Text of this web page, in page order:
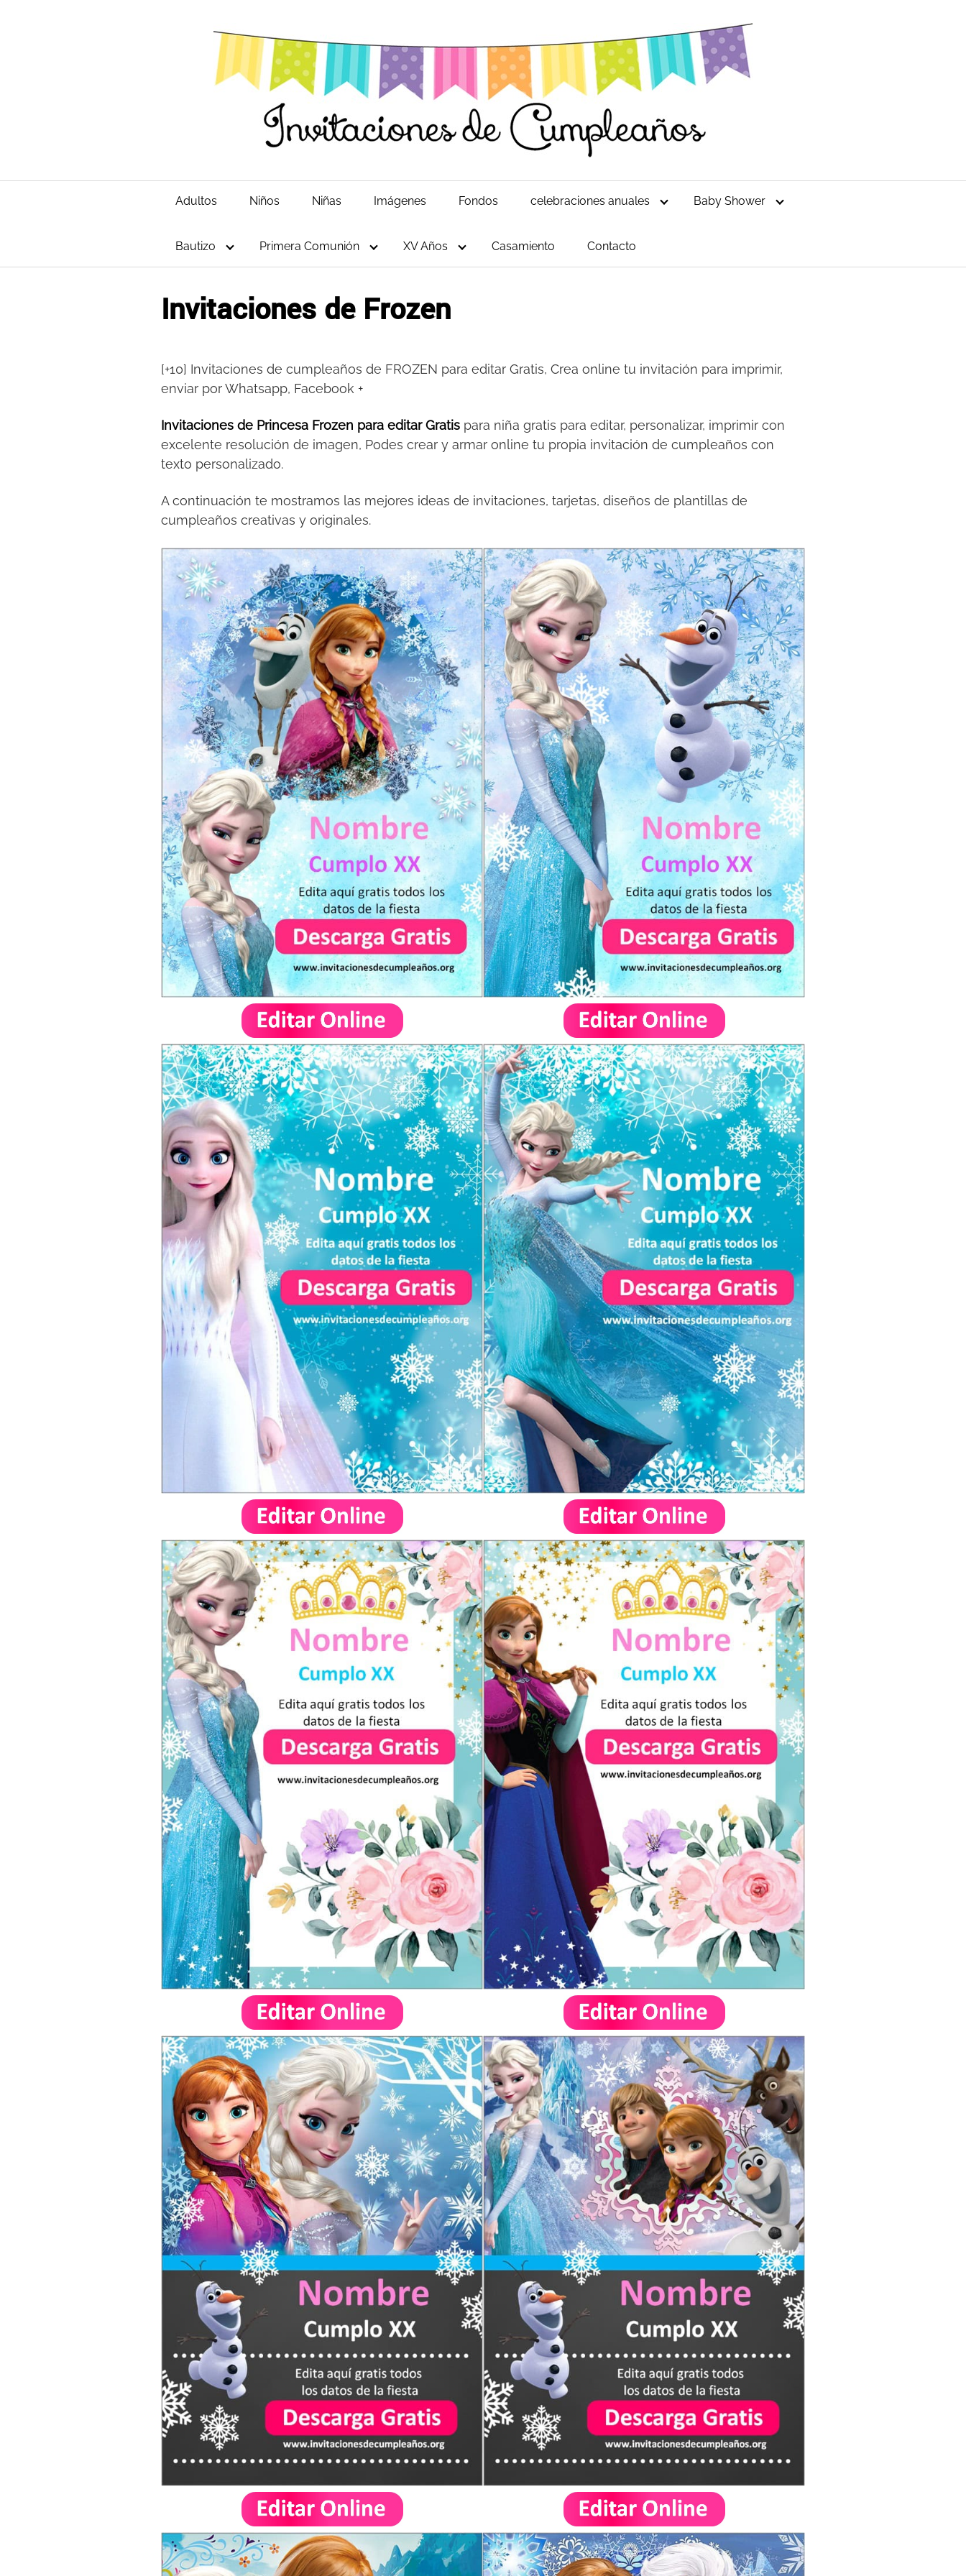
Adultos Niños Niñas Imágenes Fondos celebraciones anuales Baby Shower
Bautizo Primera Comunión XV Años Casamiento Contacto
Invitaciones de Frozen
[+10] Invitaciones de cumpleaños de FROZEN para editar Gratis, Crea online tu invitación para imprimir,
enviar por Whatsapp, Facebook +
Invitaciones de Princesa Frozen para editar Gratis para niña gratis para editar, personalizar, imprimir con
excelente resolución de imagen, Podes crear y armar online tu propia invitación de cumpleaños con
texto personalizado.
A continuación te mostramos las mejores ideas de invitaciones, tarjetas, diseños de plantillas de
cumpleaños creativas y originales.